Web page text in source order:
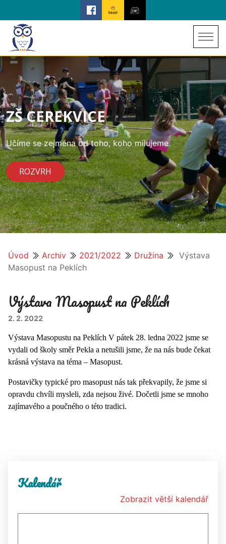
ZŠ CEREKVICE
Učíme se zejména od toho, koho milujeme.
ROZVRH
Úvod Archiv 2021/2022 Družina
Výstava
Masopust na Peklích
Výstava Masopust na Peklích
2. 2. 2022
Výstava Masopustu na Peklích V pátek 28. ledna 2022 jsme se
vydali od školy směr Pekla a netušili jsme, že na nás bude čekat
krásná výstava na téma – Masopust.
Postavičky typické pro masopust nás tak překvapily, že jsme si
opravdu chvíli mysleli, zda nejsou živé. Dočetli jsme se mnoho
zajímavého a poučného o této tradici.
Kalendář
Zobrazit větší kalendář